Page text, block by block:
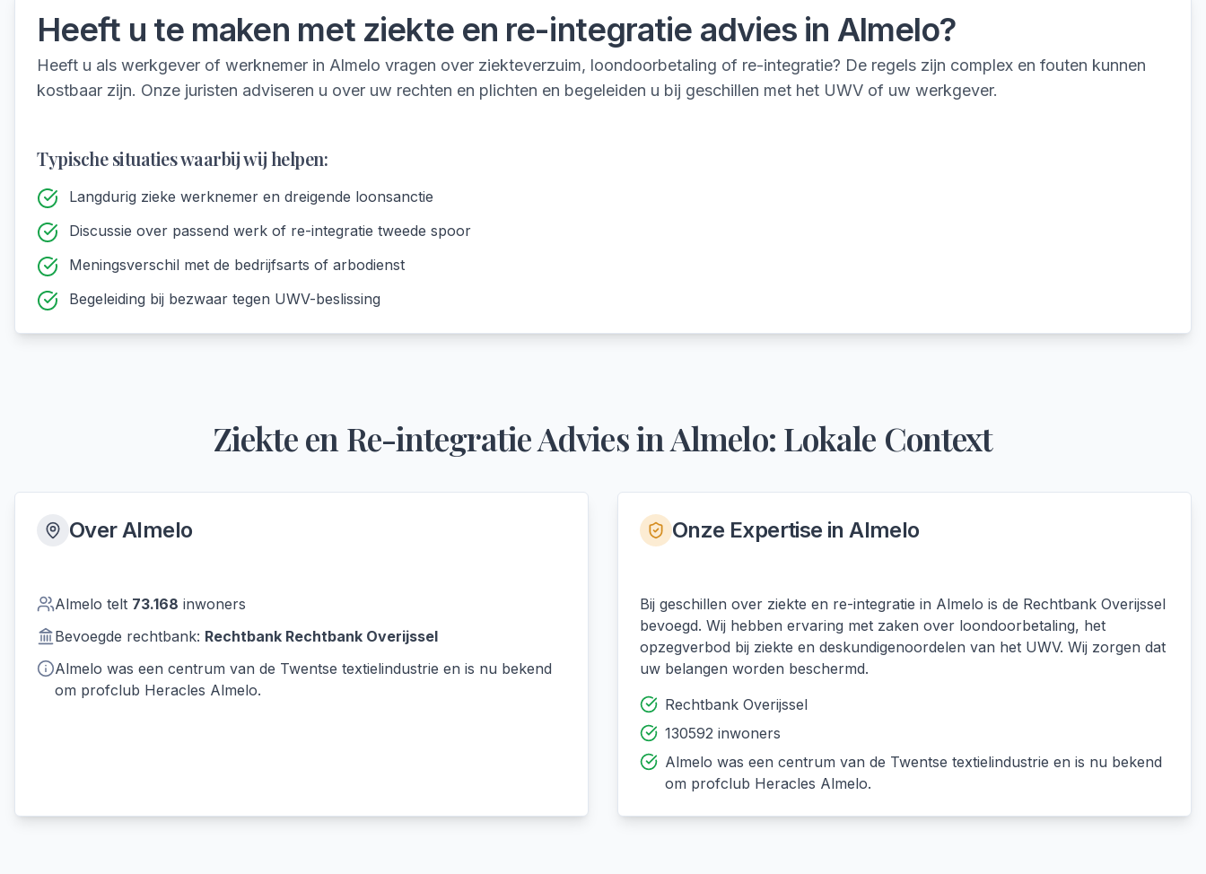
Heeft u te maken met ziekte en re-integratie advies in Almelo?
Heeft u als werkgever of werknemer in Almelo vragen over ziekteverzuim, loondoorbetaling of re-integratie? De regels zijn complex en fouten kunnen
kostbaar zijn. Onze juristen adviseren u over uw rechten en plichten en begeleiden u bij geschillen met het UWV of uw werkgever.
Typische situaties waarbij wij helpen:
Langdurig zieke werknemer en dreigende loonsanctie
Discussie over passend werk of re-integratie tweede spoor
Meningsverschil met de bedrijfsarts of arbodienst
Begeleiding bij bezwaar tegen UWV-beslissing
Ziekte en Re-integratie AdviesinAlmelo: Lokale Context
OverAlmelo
Almelo telt 73.168 inwoners
Bevoegde rechtbank: Rechtbank Rechtbank Overijssel
Almelo was een centrum van de Twentse textielindustrie en is nu bekend
om profclub Heracles Almelo.
Onze Expertise inAlmelo
Bij geschillen over ziekte en re-integratie in Almelo is de Rechtbank Overijssel
bevoegd. Wij hebben ervaring met zaken over loondoorbetaling, het
opzegverbod bij ziekte en deskundigenoordelen van het UWV. Wij zorgen dat
uw belangen worden beschermd.
Rechtbank Overijssel
130592 inwoners
Almelo was een centrum van de Twentse textielindustrie en is nu bekend
om profclub Heracles Almelo.